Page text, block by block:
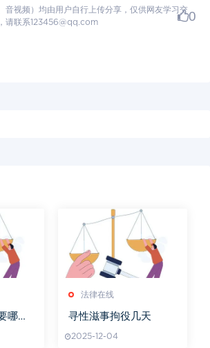
音视频）均由用户自行上传分享，仅供网友学习交
请联系123456@qq.com
0
哪些
法律在线
寻性滋事拘役几天
2025-12-04